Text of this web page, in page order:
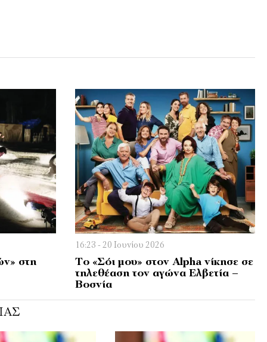
στη
16:23 - 20 Ιουνίου 2026
Το «Σόι μου» στον Alpha νίκησε σε
τηλεθέαση τον αγώνα Ελβετία –
Βοσνία